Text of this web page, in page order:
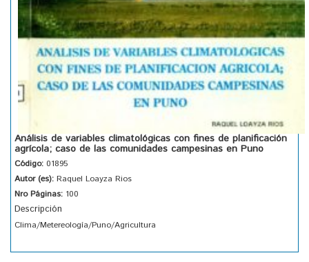
Análisis de variables climatológicas con fines de planificación
agrícola; caso de las comunidades campesinas en Puno
Código: 01895
Autor (es): Raquel Loayza Rios
Nro Páginas: 100
Descripción
Clima/Metereología/Puno/Agricultura